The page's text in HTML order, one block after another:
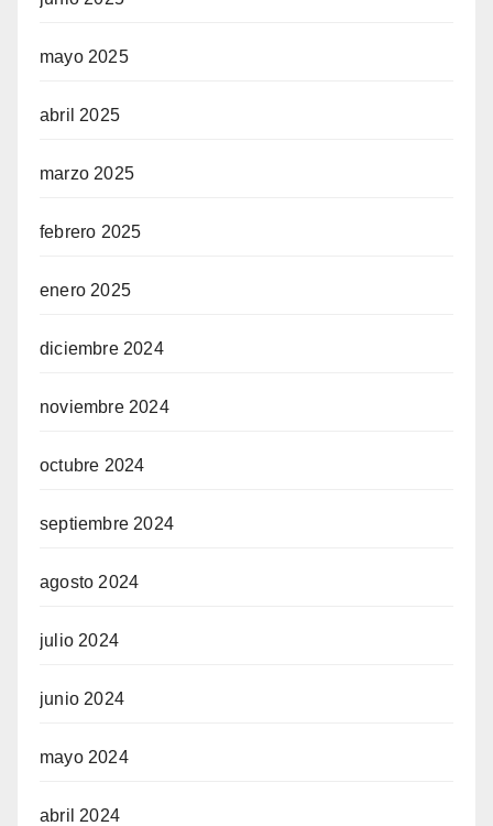
mayo 2025
abril 2025
marzo 2025
febrero 2025
enero 2025
diciembre 2024
noviembre 2024
octubre 2024
septiembre 2024
agosto 2024
julio 2024
junio 2024
mayo 2024
abril 2024